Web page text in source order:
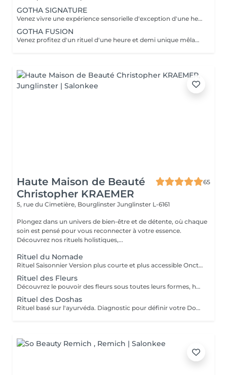
GOTHA SIGNATURE
Venez vivre une expérience sensorielle d'exception d'une heure et demi, où chaque geste vous enveloppe dans un lâcher-prise absolu. Laissez-vous porter par un rituel profond, alliant détente, raffinement et évasion.
GOTHA FUSION
Venez profitez d'un rituel d'une heure et demi unique mêlant head spa et soin du visage pour une harmonie parfaite entre éclat et relaxation. Laissez-vous transporter dans une expérience enveloppante, où le corps et l'esprit se relâchent pleinement.
Haute Maison de Beauté
Christopher KRAEMER
65
5, rue du Cimetière, Bourglinster Junglinster L-6161
Plongez dans un univers de bien-être et de détente, où chaque
soin est pensé pour vous reconnecter à votre essence.
Découvrez nos rituels holistiques,...
Rituel du Nomade
Rituel Saisonnier Version plus courte et plus accessible Onction d'huile d'aloès-vera-argan-dattier, gommage aux pépins de fraise et poudre d'ananas, cataplasme au rhassoul, bain de vapeur citron vert-menthe, shampooing citron vert-lavande-ylang-ylang, masque Néroli-ciste ladanifère-menthe avec massage de la tête, cascade, pulvérisation faciale hydrolat de fleur d'oranger
Rituel des Fleurs
Découvrez le pouvoir des fleurs sous toutes leurs formes, huiles végétales, essentielles, infusions etc Un moment de poésie, qui vous laissera sans voix.. Véritable moment de relaxation complète. Sauna infrarouge, Massage shiatsu, bol d'air jacquier, douche. Onction d'huiles précieuses, hammam crânien, facial et respiratoire, bains rythmés avec méditation guidée, exercices de sophrologie, shampooing, pose de masque et massage crânien, rituel de la cascade, rinçage à l'infusion de plantes et pulvérisation faciale aux hydrolats qui clôturent le soin. Ne comprend pas le séchage des cheveux.
Rituel des Doshas
Rituel basé sur l'ayurvéda. Diagnostic pour définir votre Doshas dominant afin de le rééquilibrer En plus des rituels complets -Diagnostic -Application d'huiles chaudes -Application cataplasmes ayurvédiques (cuir chevelu & cheveux)